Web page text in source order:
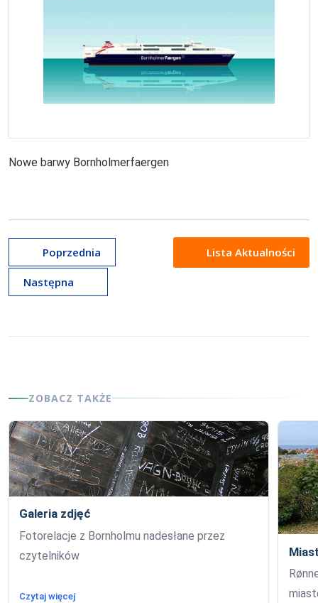
Nowe barwy Bornholmerfaergen
Poprzednia Lista Aktualności
Następna
ZOBACZ TAKŻE
Galeria zdjęć
Fotorelacje z Bornholmu nadesłane przez
czytelników
Czytaj więcej